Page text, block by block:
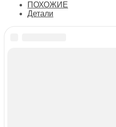
ПОХОЖИЕ
Детали